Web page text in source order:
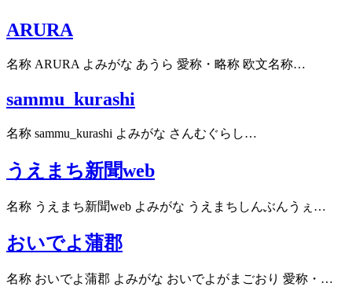
ARURA
名称 ARURA よみがな あうら 愛称・略称 欧文名称…
sammu_kurashi
名称 sammu_kurashi よみがな さんむぐらし…
うえまち新聞web
名称 うえまち新聞web よみがな うえまちしんぶんうぇ…
おいでよ蒲郡
名称 おいでよ蒲郡 よみがな おいでよがまごおり 愛称・…